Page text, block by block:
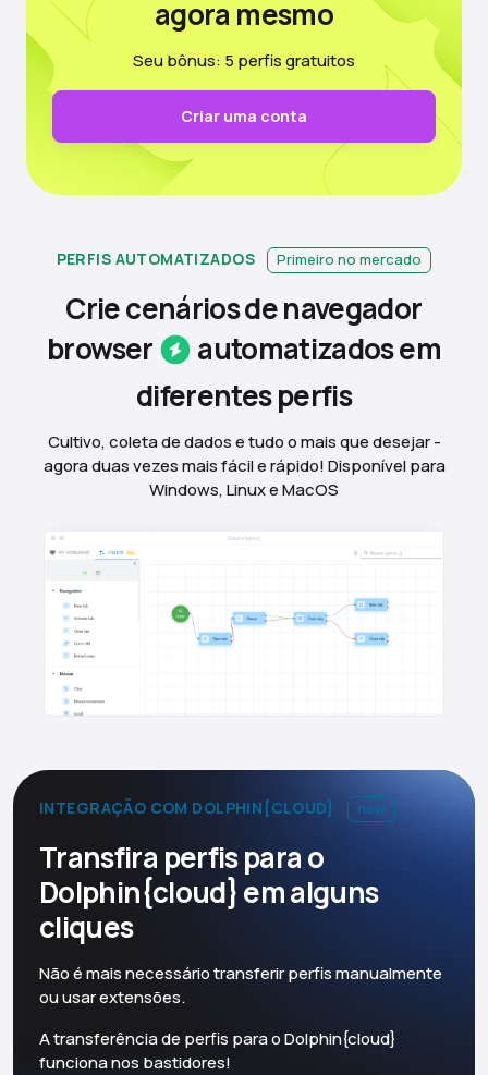
agora mesmo
Seu bônus: 5 perfis gratuitos
Criar uma conta
PERFIS AUTOMATIZADOS Primeiro no mercado
Crie cenários de navegador
browser
automatizados em
diferentesperfis
Cultivo, coleta de dados e tudo o mais que desejar -
agora duas vezes mais fácil e rápido! Disponível para
Windows, Linux e MacOS
INTEGRAÇÃO COM DOLPHIN{CLOUD} new
Transfira perfis para o
Dolphin{cloud} em alguns
cliques
Não é mais necessário transferir perfis manualmente
ou usar extensões.
A transferência de perfis para o Dolphin{cloud}
funciona nos bastidores!